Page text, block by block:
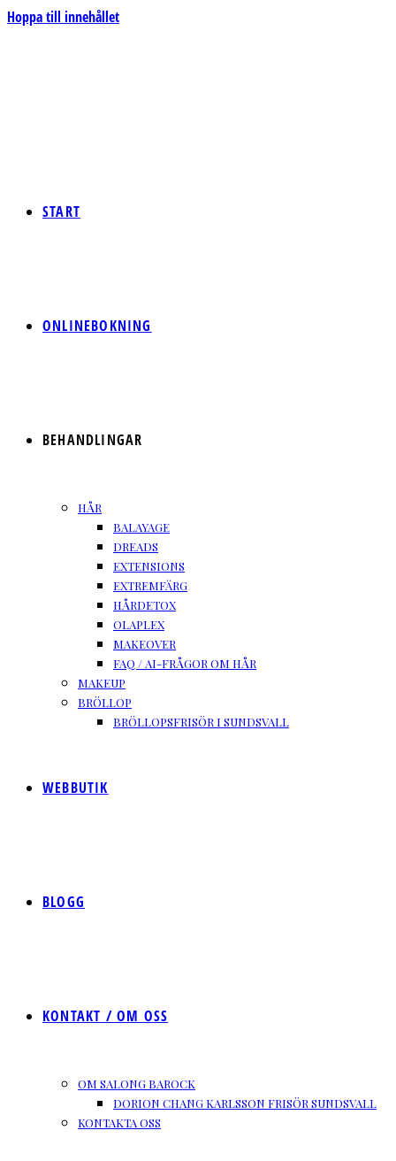
Hoppa till innehållet
START
ONLINEBOKNING
BEHANDLINGAR
HÅR
BALAYAGE
DREADS
EXTENSIONS
EXTREMFÄRG
HÅRDETOX
OLAPLEX
MAKEOVER
FAQ / AI-FRÅGOR OM HÅR
MAKEUP
BRÖLLOP
BRÖLLOPSFRISÖR I SUNDSVALL
WEBBUTIK
BLOGG
KONTAKT / OM OSS
OM SALONG BAROCK
DORION CHANG KARLSSON FRISÖR SUNDSVALL
KONTAKTA OSS